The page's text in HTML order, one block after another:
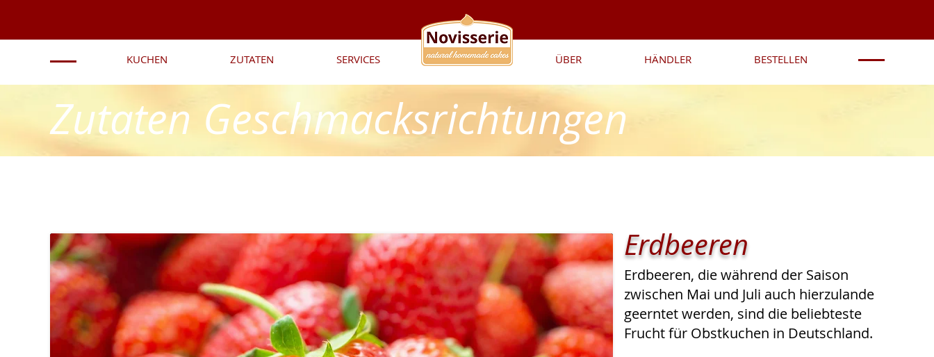
KUCHEN ZUTATEN SERVICES Novisserie ÜBER HÄNDLER BESTELLEN
Zutaten Geschmacksrichtungen
Erdbeeren
Erdbeeren, die während der Saison
zwischen Mai und Juli auch hierzulande
geerntet werden, sind die beliebteste
Frucht für Obstkuchen in Deutschland.